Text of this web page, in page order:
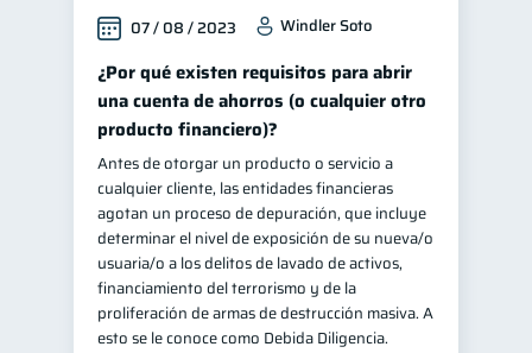
07 / 08 / 2023 Windler Soto
¿Por qué existen requisitos para abrir
una cuenta de ahorros (o cualquier otro
producto financiero)?
Antes de otorgar un producto o servicio a
cualquier cliente, las entidades financieras
agotan un proceso de depuración, que incluye
determinar el nivel de exposición de su nueva/o
usuaria/o a los delitos de lavado de activos,
financiamiento del terrorismo y de la
proliferación de armas de destrucción masiva. A
esto se le conoce como Debida Diligencia.